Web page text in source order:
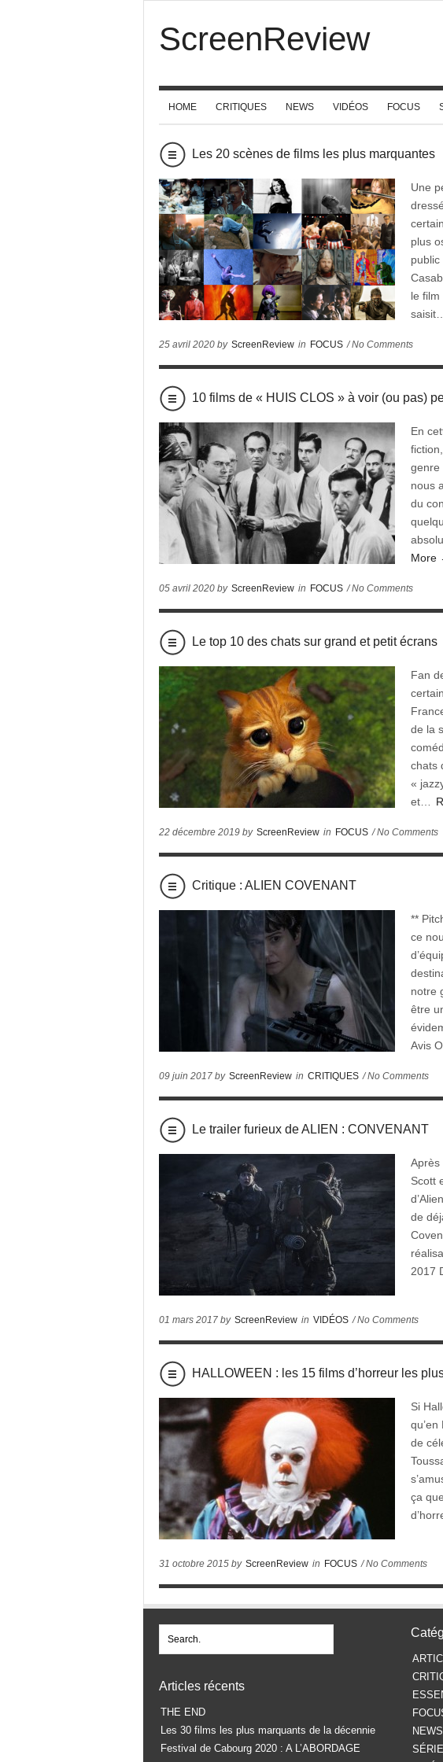
ScreenReview
HOME CRITIQUES NEWS VIDÉOS FOCUS
Les 20 scènes de films les plus marquantes
Une
plus
le
saisit…
25 avril 2020 by ScreenReview in FOCUS / No Comments
10 films de « HUIS CLOS » à voir (ou pas)
En
genre
nous
du
More
05 avril 2020 by ScreenReview in FOCUS / No Comments
Le top 10 des chats sur grand et petit écrans
Fan
de la
chats
«
et…
22 décembre 2019 by ScreenReview in FOCUS / No Comments
Critique : ALIEN COVENANT
**
ce
notre
être
Avis
09 juin 2017 by ScreenReview in CRITIQUES / No Comments
Le trailer furieux de ALIEN : CONVENANT
Après
Scott
de
2017
01 mars 2017 by ScreenReview in VIDÉOS / No Comments
HALLOWEEN : les 15 films d’horreur les
Si
de
ça
31 octobre 2015 by ScreenReview in FOCUS / No Comments
Articles récents
THE END
Les 30 films les plus marquants de la décennie
Festival de Cabourg 2020 : A L’ABORDAGE
NEWS